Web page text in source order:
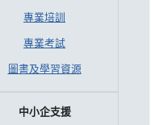
專業培訓
專業考試
圖書及學習資源
中小企支援